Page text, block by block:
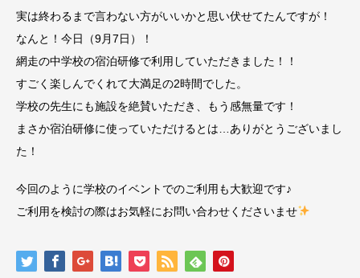
実は終わるまで言わない方がいいかと思い伏せてたんですが！
なんと！今日（9月7日）！
網走の中学校の宿泊研修で利用していただきました！！
すごく楽しんでくれて大満足の2時間でした。
学校の先生にも施設を絶賛いただき、もう感無量です！
まさか宿泊研修に使っていただけるとは…ありがとうございまし
た ！
今回のように学校のイベントでのご利用も大歓迎です♪
ご利用を検討の際はお気軽にお問い合わせくださいませ